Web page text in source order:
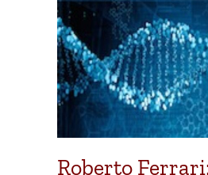
Roberto